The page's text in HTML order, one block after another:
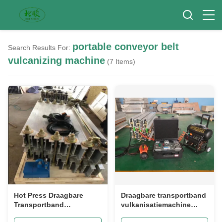
Search Results For: portable conveyor belt
vulcanizing machine (7 Items)
Hot Press Draagbare
Transportband
Draagbare transportband
vulkanisatiemachine